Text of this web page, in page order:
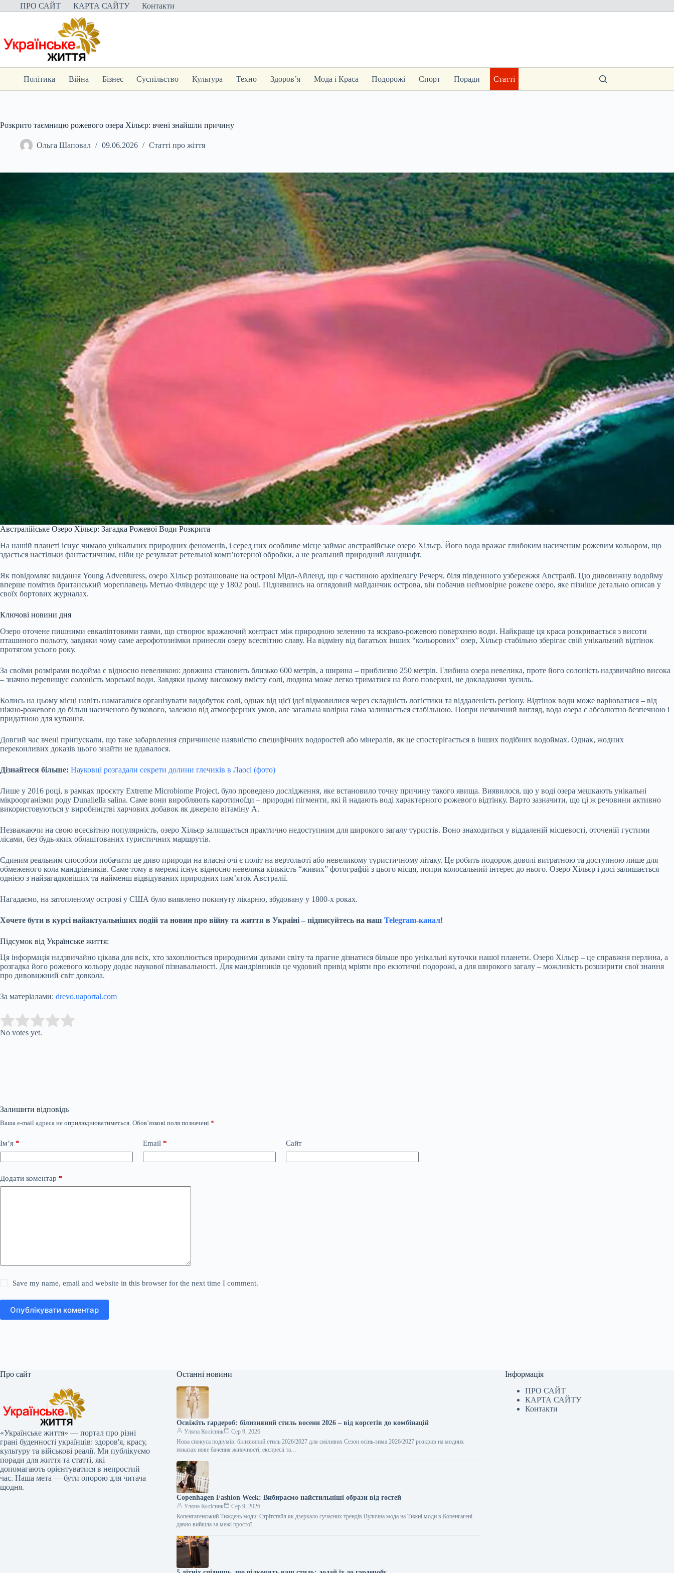
Перейти
до
ПРО САЙТ КАРТА САЙТУ Контакти
Політика Війна Бізнес Суспільство Культура Техно Здоров’я Мода і Краса Подорожі Спорт Поради Статті
Розкрито таємницю рожевого озера Хільєр: вчені знайшли причину
Ольга Шаповал 09.06.2026 Статті про жіття
Австралійське Озеро Хільєр: Загадка Рожевої Води Розкрита
На нашій планеті існує чимало унікальних природних феноменів, і серед них особливе місце займає австралійське озеро Хільєр. Його вода вражає глибоким насиченим рожевим кольором, що
здається настільки фантастичним, ніби це результат ретельної комп’ютерної обробки, а не реальний природний ландшафт.
Як повідомляє видання Young Adventuress, озеро Хільєр розташоване на острові Мідл-Айленд, що є частиною архіпелагу Речерч, біля південного узбережжя Австралії. Цю дивовижну водойму
вперше помітив британський мореплавець Метью Фліндерс ще у 1802 році. Піднявшись на оглядовий майданчик острова, він побачив неймовірне рожеве озеро, яке пізніше детально описав у
своїх бортових журналах.
Ключові новини дня
Озеро оточене пишними евкаліптовими гаями, що створює вражаючий контраст між природною зеленню та яскраво-рожевою поверхнею води. Найкраще ця краса розкривається з висоти
пташиного польоту, завдяки чому саме аерофотознімки принесли озеру всесвітню славу. На відміну від багатьох інших “кольорових” озер, Хільєр стабільно зберігає свій унікальний відтінок
протягом усього року.
За своїми розмірами водойма є відносно невеликою: довжина становить близько 600 метрів, а ширина – приблизно 250 метрів. Глибина озера невелика, проте його солоність надзвичайно висока
– значно перевищує солоність морської води. Завдяки цьому високому вмісту солі, людина може легко триматися на його поверхні, не докладаючи зусиль.
Колись на цьому місці навіть намагалися організувати видобуток солі, однак від цієї ідеї відмовилися через складність логістики та віддаленість регіону. Відтінок води може варіюватися – від
ніжно-рожевого до більш насиченого бузкового, залежно від атмосферних умов, але загальна колірна гама залишається стабільною. Попри незвичний вигляд, вода озера є абсолютно безпечною і
придатною для купання.
Довгий час вчені припускали, що таке забарвлення спричинене наявністю специфічних водоростей або мінералів, як це спостерігається в інших подібних водоймах. Однак, жодних
переконливих доказів цього знайти не вдавалося.
Дізнайтеся більше: Науковці розгадали секрети долини глечиків в Лаосі (фото)
Лише у 2016 році, в рамках проєкту Extreme Microbiome Project, було проведено дослідження, яке встановило точну причину такого явища. Виявилося, що у воді озера мешкають унікальні
мікроорганізми роду Dunaliella salina. Саме вони виробляють каротиноїди – природні пігменти, які й надають воді характерного рожевого відтінку. Варто зазначити, що ці ж речовини активно
використовуються у виробництві харчових добавок як джерело вітаміну А.
Незважаючи на свою всесвітню популярність, озеро Хільєр залишається практично недоступним для широкого загалу туристів. Воно знаходиться у віддаленій місцевості, оточеній густими
лісами, без будь-яких облаштованих туристичних маршрутів.
Єдиним реальним способом побачити це диво природи на власні очі є політ на вертольоті або невеликому туристичному літаку. Це робить подорож доволі витратною та доступною лише для
обмеженого кола мандрівників. Саме тому в мережі існує відносно невелика кількість “живих” фотографій з цього місця, попри колосальний інтерес до нього. Озеро Хільєр і досі залишається
однією з найзагадковіших та найменш відвідуваних природних пам’яток Австралії.
Нагадаємо, на затопленому острові у США було виявлено покинуту лікарню, збудовану у 1800-х роках.
Хочете бути в курсі найактуальніших подій та новин про війну та життя в Україні – підписуйтесь на наш Telegram-канал!
Підсумок від Українське життя:
Ця інформація надзвичайно цікава для всіх, хто захоплюється природними дивами світу та прагне дізнатися більше про унікальні куточки нашої планети. Озеро Хільєр – це справжня перлина, а
розгадка його рожевого кольору додає наукової пізнавальності. Для мандрівників це чудовий привід мріяти про екзотичні подорожі, а для широкого загалу – можливість розширити свої знання
про дивовижний світ довкола.
За матеріалами: drevo.uaportal.com
Rate this item:
No votes yet.
Залишити відповідь
Ваша e-mail адреса не оприлюднюватиметься. Обов’язкові поля позначені *
Ім’я * Email * Сайт
Додати коментар *
Save my name, email and website in this browser for the next time I comment.
Опублікувати коментар
Про сайт
«Українське життя» — портал про різні
грані буденності українців: здоров'я, красу,
культуру та військові реалії. Ми публікуємо
поради для життя та статті, які
допомагають орієнтуватися в непростий
час. Наша мета — бути опорою для читача
щодня.
Останні новини
Освіжіть гардероб: білизняний стиль восени 2026 – від корсетів до комбінацій
Уляна Колісник
Сер 9, 2026
Нова спокуса подіумів: білизняний стиль 2026/2027 для сміливих Сезон осінь-зима 2026/2027 розкрив на модних
показах нове бачення жіночності, експресії та…
Copenhagen Fashion Week: Вибираємо найстильніші образи від гостей
Уляна Колісник
Сер 9, 2026
Копенгагенський Тиждень моди: Стрітстайл як дзеркало сучасних трендів Вулична мода на Тижні моди в Копенгагені
давно вийшла за межі простої…
Інформація
ПРО САЙТ
КАРТА САЙТУ
Контакти